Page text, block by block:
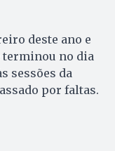
deste ano e
terminou no dia
sessões da
por faltas.